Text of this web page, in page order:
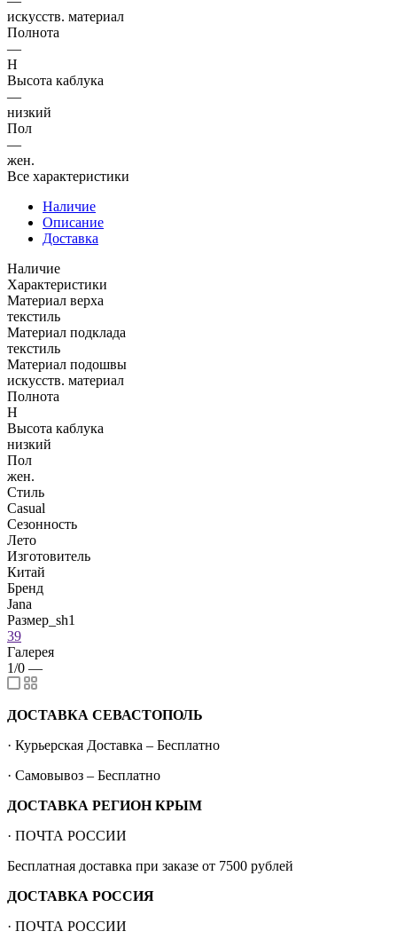
искусств. материал
Полнота
—
H
Высота каблука
—
низкий
Пол
—
жен.
Все характеристики
Наличие
Описание
Доставка
Наличие
Характеристики
Материал верха
текстиль
Материал подклада
текстиль
Материал подошвы
искусств. материал
Полнота
H
Высота каблука
низкий
Пол
жен.
Стиль
Casual
Сезонность
Лето
Изготовитель
Китай
Бренд
Jana
Размер_sh1
39
Галерея
1/0 —
ДОСТАВКА СЕВАСТОПОЛЬ
· Курьерская Доставка – Бесплатно
· Самовывоз – Бесплатно
ДОСТАВКА РЕГИОН КРЫМ
· ПОЧТА РОССИИ
Бесплатная доставка при заказе от 7500 рублей
ДОСТАВКА РОССИЯ
· ПОЧТА РОССИИ